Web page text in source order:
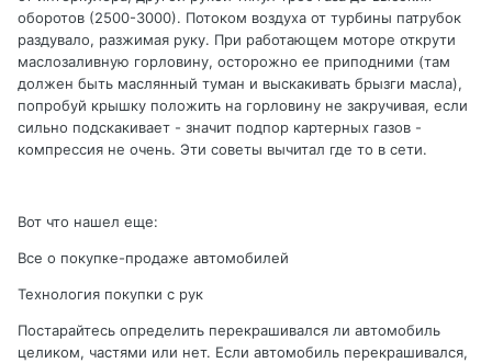
оборотов (2500-3000). Потоком воздуха от турбины патрубок
раздувало, разжимая руку. При работающем моторе открути
маслозаливную горловину, осторожно ее приподними (там
должен быть маслянный туман и выскакивать брызги масла),
попробуй крышку положить на горловину не закручивая, если
сильно подскакивает - значит подпор картерных газов -
компрессия не очень. Эти советы вычитал где то в сети.
Вот что нашел еще:
Все о покупке-продаже автомобилей
Технология покупки с рук
Постарайтесь определить перекрашивался ли автомобиль
целиком, частями или нет. Если автомобиль перекрашивался,